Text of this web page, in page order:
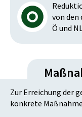
von
Ö und
Zur Erreichung der
konkrete